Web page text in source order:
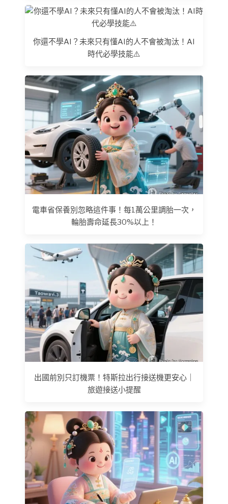
你還不學AI？未來只有懂AI的人不會被淘汰！AI
時代必學技能⚠️
電車省保養別忽略這件事！每1萬公里調胎一次，
輪胎壽命延長30%以上！
出國前別只訂機票！特斯拉出行接送機更安心｜
旅遊接送小提醒